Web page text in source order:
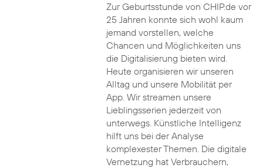
Zur Geburtsstunde von CHIP.de vor
25 Jahren konnte sich wohl kaum
jemand vorstellen, welche
Chancen und Möglichkeiten uns
die Digitalisierung bieten wird.
Heute organisieren wir unseren
Alltag und unsere Mobilität per
App. Wir streamen unsere
Lieblingsserien jederzeit von
unterwegs. Künstliche Intelligenz
hilft uns bei der Analyse
komplexester Themen. Die digitale
Vernetzung hat Verbrauchern,